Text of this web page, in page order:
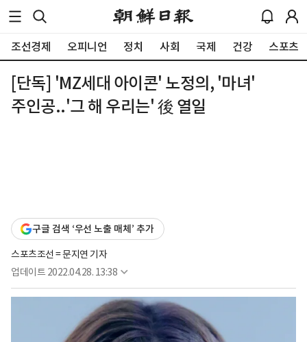
조선경제 오피니언 정치 사회 국제 건강 스포츠
[단독] 'MZ세대 아이콘' 노정의, '마녀'
주인공..'그 해 우리는' 後 열일
구글 검색 ‘우선 노출 매체’ 추가
스포츠조선 = 문지연 기자
업데이트 2022.04.28. 13:38